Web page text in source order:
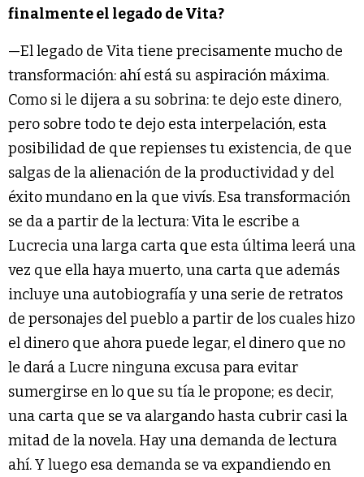
finalmente el legado de Vita?
—El legado de Vita tiene precisamente mucho de
transformación: ahí está su aspiración máxima.
Como si le dijera a su sobrina: te dejo este dinero,
pero sobre todo te dejo esta interpelación, esta
posibilidad de que repienses tu existencia, de que
salgas de la alienación de la productividad y del
éxito mundano en la que vivís. Esa transformación
se da a partir de la lectura: Vita le escribe a
Lucrecia una larga carta que esta última leerá una
vez que ella haya muerto, una carta que además
incluye una autobiografía y una serie de retratos
de personajes del pueblo a partir de los cuales hizo
el dinero que ahora puede legar, el dinero que no
le dará a Lucre ninguna excusa para evitar
sumergirse en lo que su tía le propone; es decir,
una carta que se va alargando hasta cubrir casi la
mitad de la novela. Hay una demanda de lectura
ahí. Y luego esa demanda se va expandiendo en